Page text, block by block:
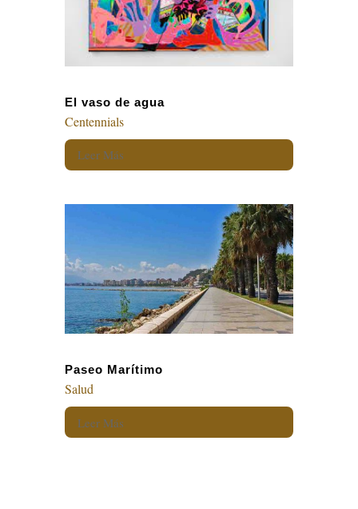
El vaso de agua
Centennials
Leer Más
Paseo Marítimo
Salud
Leer Más